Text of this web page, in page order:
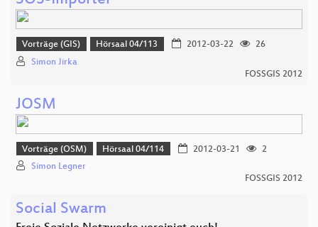
Vorträge (GIS) Hörsaal 04/113 2012-03-22
26
Simon Jirka
FOSSGIS 2012
JOSM
Vorträge (OSM) Hörsaal 04/114 2012-03-21
2
Simon Legner
FOSSGIS 2012
Social Swarm